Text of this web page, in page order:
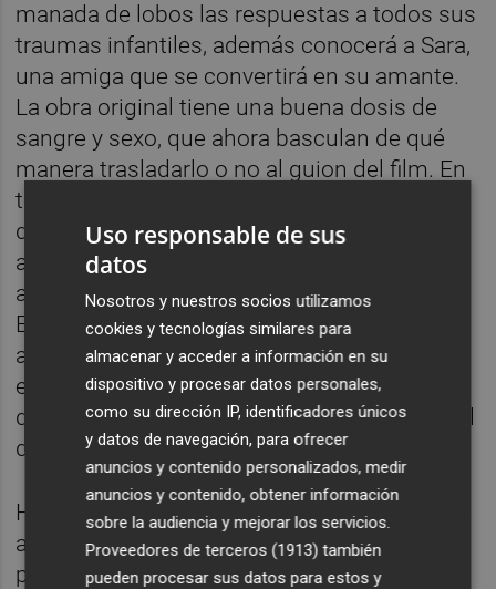
manada de lobos las respuestas a todos sus
traumas infantiles, además conocerá a Sara,
una amiga que se convertirá en su amante.
La obra original tiene una buena dosis de
sangre y sexo, que ahora basculan de qué
manera trasladarlo o no al guion del film. En
todo caso, como la novela gráfica tiene más
de 350 páginas "se ha tenido que recortar
algunas subtramas", comenta Cervantes,
aunque cuenta con el beneplácito del propio
Espineti, que también firma el guion con la
ayuda deXavier Manuel Ruiz. La historia,
envuelta en fantasía, habla de la corrupción,
del despertar sexual o de la gestión personal
de las inseguridades.
Hampa Studios repetirá la misma técnica de
animación 2D que le ha funcionado en otras
producciones comoBuñuel en el laberinto de
Uso responsable de sus
datos
Nosotros y nuestros socios utilizamos
cookies y tecnologías similares para
almacenar y acceder a información en su
dispositivo y procesar datos personales,
como su dirección IP, identificadores únicos
y datos de navegación, para ofrecer
anuncios y contenido personalizados, medir
anuncios y contenido, obtener información
sobre la audiencia y mejorar los servicios.
Proveedores de terceros (1913) también
pueden procesar sus datos para estos y